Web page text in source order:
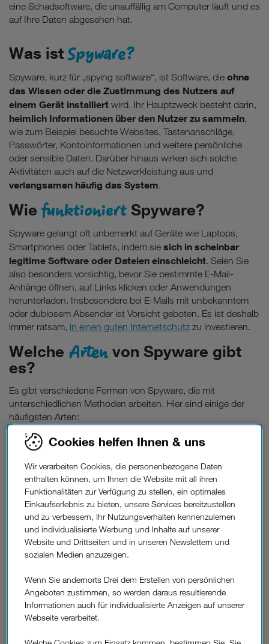
eine Schadsoftware, die unauffällig am Computer läuft und es
auf Ihre Daten abgesehen hat.
Was ist Spyware?
Spyware, kurz für „spying software“, ist Software, die ohne
das Wissen oder die Zustimmung des Nutzers auf
einem Gerät installiert wird. Ihr Hauptzweck besteht darin,
heimlich Informationen über den Nutzer zu sammeln,
wie zum Beispiel besuchte Websites, Tastenanschläge,
Passwörter, Kontoinformationen und weitere persönliche
oder sensible Daten. Darüber hinaus wirken sich solche
Aktivitäten auch auf die Netzwerkleistung aus und
verlangsamen häufig das System.
Wiefunktioniert Spyware?
Spyware gelangt oft unbemerkt auf Geräte wie Laptops,
Smartphones oder Tablets, indem sie sich in scheinbar
legitime Software oder Dateien einschleicht. Seien Sie
also besonders vorsichtig, bevor Sie bestimmte E-Mail-
Anhänge öffnen, auf Links klicken oder Anwendungen
herunterladen. Insbesondere bei E-Mails mit unbekanntem
oder dubiosem Absender ist Vorsicht geboten. Es ist deshalb
immer ratsam, in einen guten Internetschutz zu investieren.
Welche Arten von Spyware gibt
es?
Es gibt verschiedene Formen von Spyware, die mit
unterschiedlichen Methoden arbeiten. Hier sind einige der
häufigsten Arten:
Keylogger-Spyware
„Keylogger“ ist eine Abkürzung für Keystroke Logger. Dabei
handelt es sich um Überwachungssoftware , die
aufzeichnet, was Sie in die Tastatur eingeben. Dazu zählen
besuchte Websites, Kennwörter, Chat-Dialoge und
Tastenanschläge. Ziel ist es, Passwörter und andere
vertrauliche Informationen zu stehlen.
Adware
Informationen über die Vorlieben der Nutzer, um
personalisierte Anzeigen zu schalten. Manche Adware-
Varianten überwachen auch Ihr Online-Verhalten, um Ihnen
Cookies helfen Ihnen & uns
Wir verarbeiten Cookies, die personenbezogene Daten
enthalten können, um Ihnen die Website mit all ihren
Funktionalitäten zur Verfügung zu stellen, ein optimales
Einkaufserlebnis zu bieten, unsere Services bereitzustellen
und zu verbessern, Ihr Nutzungsverhalten kennenzulernen
und individualisierte Werbung und Inhalte auf unserer
Website und Drittseiten und in unseren Newslettern und
sozialen Medien anzuzeigen.
Wenn Sie andernorts Drei dem Erstellen von persönlichen
Angeboten zustimmen, so werden daraus resultierende
Informationen auch für individualisierte Anzeigen auf unserer
Webseite verarbeitet.